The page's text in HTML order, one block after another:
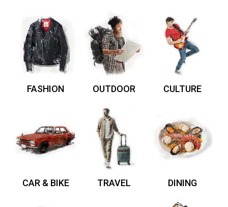
FASHION OUTDOOR CULTURE
CAR & BIKE TRAVEL DINING